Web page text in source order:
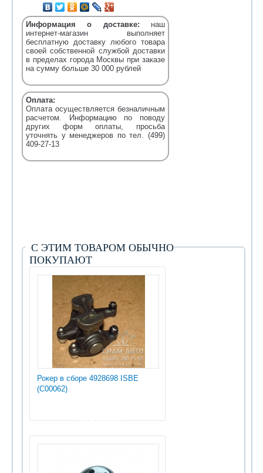
Информация о доставке: наш
интернет-магазин выполняет
бесплатную доставку любого товара
своей собственной службой доставки
в пределах города Москвы при заказе
на сумму больше 30 000 рублей
Оплата:
Оплата осуществляется безналичным
расчетом. Информацию по поводу
других форм оплаты, просьба
уточнять у менеджеров по тел. (499)
409-27-13
С ЭТИМ ТОВАРОМ ОБЫЧНО
ПОКУПАЮТ
Рокер в сборе 4928698 ISBE
(С00062)
1 335.00 руб